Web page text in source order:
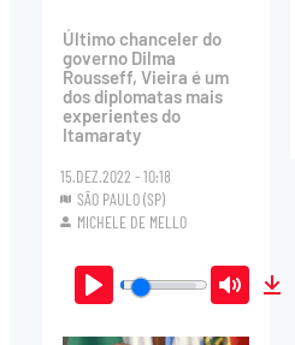
Último chanceler do
governo Dilma
Rousseff, Vieira é um
dos diplomatas mais
experientes do
Itamaraty
15.DEZ.2022 - 10:18
SÃO PAULO (SP)
MICHELE DE MELLO
Play Mute